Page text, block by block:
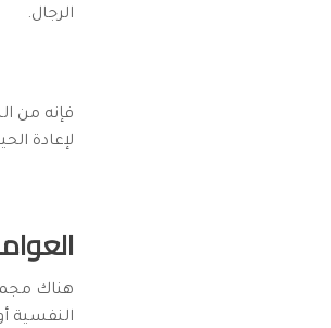
الرجال.
فإنه من
لإعادة
هناك
النفسية